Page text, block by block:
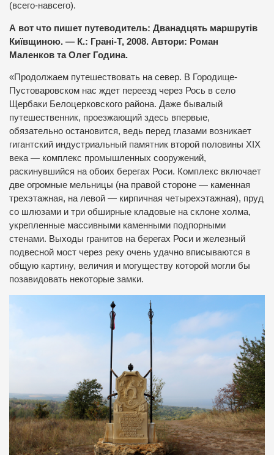
(всего-навсего).
А вот что пишет путеводитель: Дванадцять маршрутів
Київщиною. — К.: Грані-Т, 2008. Автори: Роман
Маленков та Олег Година.
«Продолжаем путешествовать на север. В Городище-
Пустоваровском нас ждет переезд через Рось в село
Щербаки Белоцерковского района. Даже бывалый
путешественник, проезжающий здесь впервые,
обязательно остановится, ведь перед глазами возникает
гигантский индустриальный памятник второй половины XIX
века — комплекс промышленных сооружений,
раскинувшийся на обоих берегах Роси. Комплекс включает
две огромные мельницы (на правой стороне — каменная
трехэтажная, на левой — кирпичная четырехэтажная), пруд
со шлюзами и три обширные кладовые на склоне холма,
укрепленные массивными каменными подпорными
стенами. Выходы гранитов на берегах Роси и железный
подвесной мост через реку очень удачно вписываются в
общую картину, величия и могуществу которой могли бы
позавидовать некоторые замки.